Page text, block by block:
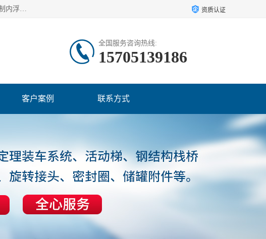
连云港爱德石化机械有限公司主要产品有：鹤管、旋转接头、密封圈、输油臂、储运定量装车系统及油气回收，组装式铝制内浮盘及油罐附件、钢结构栈桥/平台、活动梯、紧急脱离拉断阀等。完备的制造和检测手段以及高素质的员工确保了产品的质量。 资质认证
全国服务咨询热线:
15705139186
客户案例 联系方式